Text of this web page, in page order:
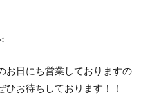
お日にち営業しておりますの
お待ちしております！！